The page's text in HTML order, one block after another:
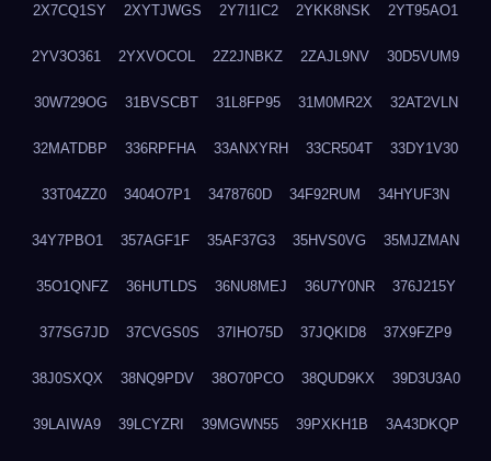
2X7CQ1SY 2XYTJWGS 2Y7I1IC2 2YKK8NSK 2YT95AO1
2YV3O361 2YXVOCOL 2Z2JNBKZ 2ZAJL9NV 30D5VUM9
30W729OG 31BVSCBT 31L8FP95 31M0MR2X 32AT2VLN
32MATDBP 336RPFHA 33ANXYRH 33CR504T 33DY1V30
33T04ZZ0 3404O7P1 3478760D 34F92RUM 34HYUF3N
34Y7PBO1 357AGF1F 35AF37G3 35HVS0VG 35MJZMAN
35O1QNFZ 36HUTLDS 36NU8MEJ 36U7Y0NR 376J215Y
377SG7JD 37CVGS0S 37IHO75D 37JQKID8 37X9FZP9
38J0SXQX 38NQ9PDV 38O70PCO 38QUD9KX 39D3U3A0
39LAIWA9 39LCYZRI 39MGWN55 39PXKH1B 3A43DKQP